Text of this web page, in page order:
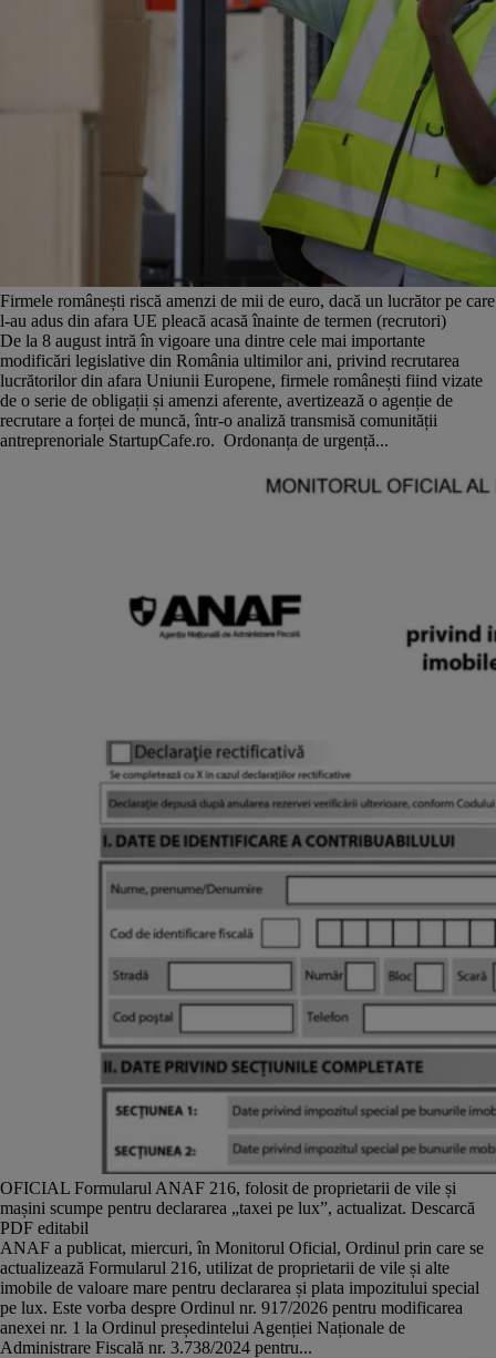
Firmele românești riscă amenzi de mii de euro, dacă un lucrător pe care
l-au adus din afara UE pleacă acasă înainte de termen (recrutori)
De la 8 august intră în vigoare una dintre cele mai importante
modificări legislative din România ultimilor ani, privind recrutarea
lucrătorilor din afara Uniunii Europene, firmele românești fiind vizate
de o serie de obligații și amenzi aferente, avertizează o agenție de
recrutare a forței de muncă, într-o analiză transmisă comunității
antreprenoriale StartupCafe.ro. Ordonanța de urgență...
OFICIAL Formularul ANAF 216, folosit de proprietarii de vile și
mașini scumpe pentru declararea „taxei pe lux”, actualizat. Descarcă
PDF editabil
ANAF a publicat, miercuri, în Monitorul Oficial, Ordinul prin care se
actualizează Formularul 216, utilizat de proprietarii de vile și alte
imobile de valoare mare pentru declararea și plata impozitului special
pe lux. Este vorba despre Ordinul nr. 917/2026 pentru modificarea
anexei nr. 1 la Ordinul președintelui Agenției Naționale de
Administrare Fiscală nr. 3.738/2024 pentru...